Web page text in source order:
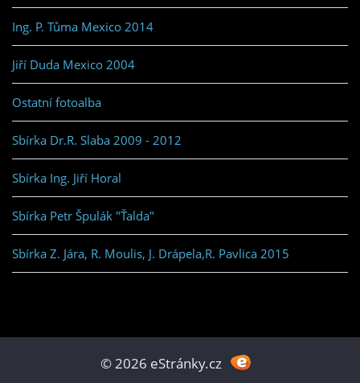
Ing. P. Tůma Mexico 2014
Jiří Duda Mexico 2004
Ostatní fotoalba
Sbírka Dr.R. Slaba 2009 - 2012
Sbírka Ing. Jiří Horal
Sbírka Petr Špulák "Ťalda"
Sbírka Z. Jára, R. Moulis, J. Drápela,R. Pavlica 2015
© 2026 eStránky.cz